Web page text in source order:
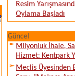
Resim
Oylama Başladı
Güncel
Milyonluk İhale,
Hizmet: Kentpark
Meclis Üyesinden